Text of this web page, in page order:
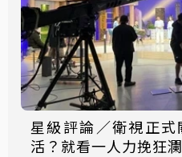
星級評論／衛視正
活？就看一人力挽狂瀾